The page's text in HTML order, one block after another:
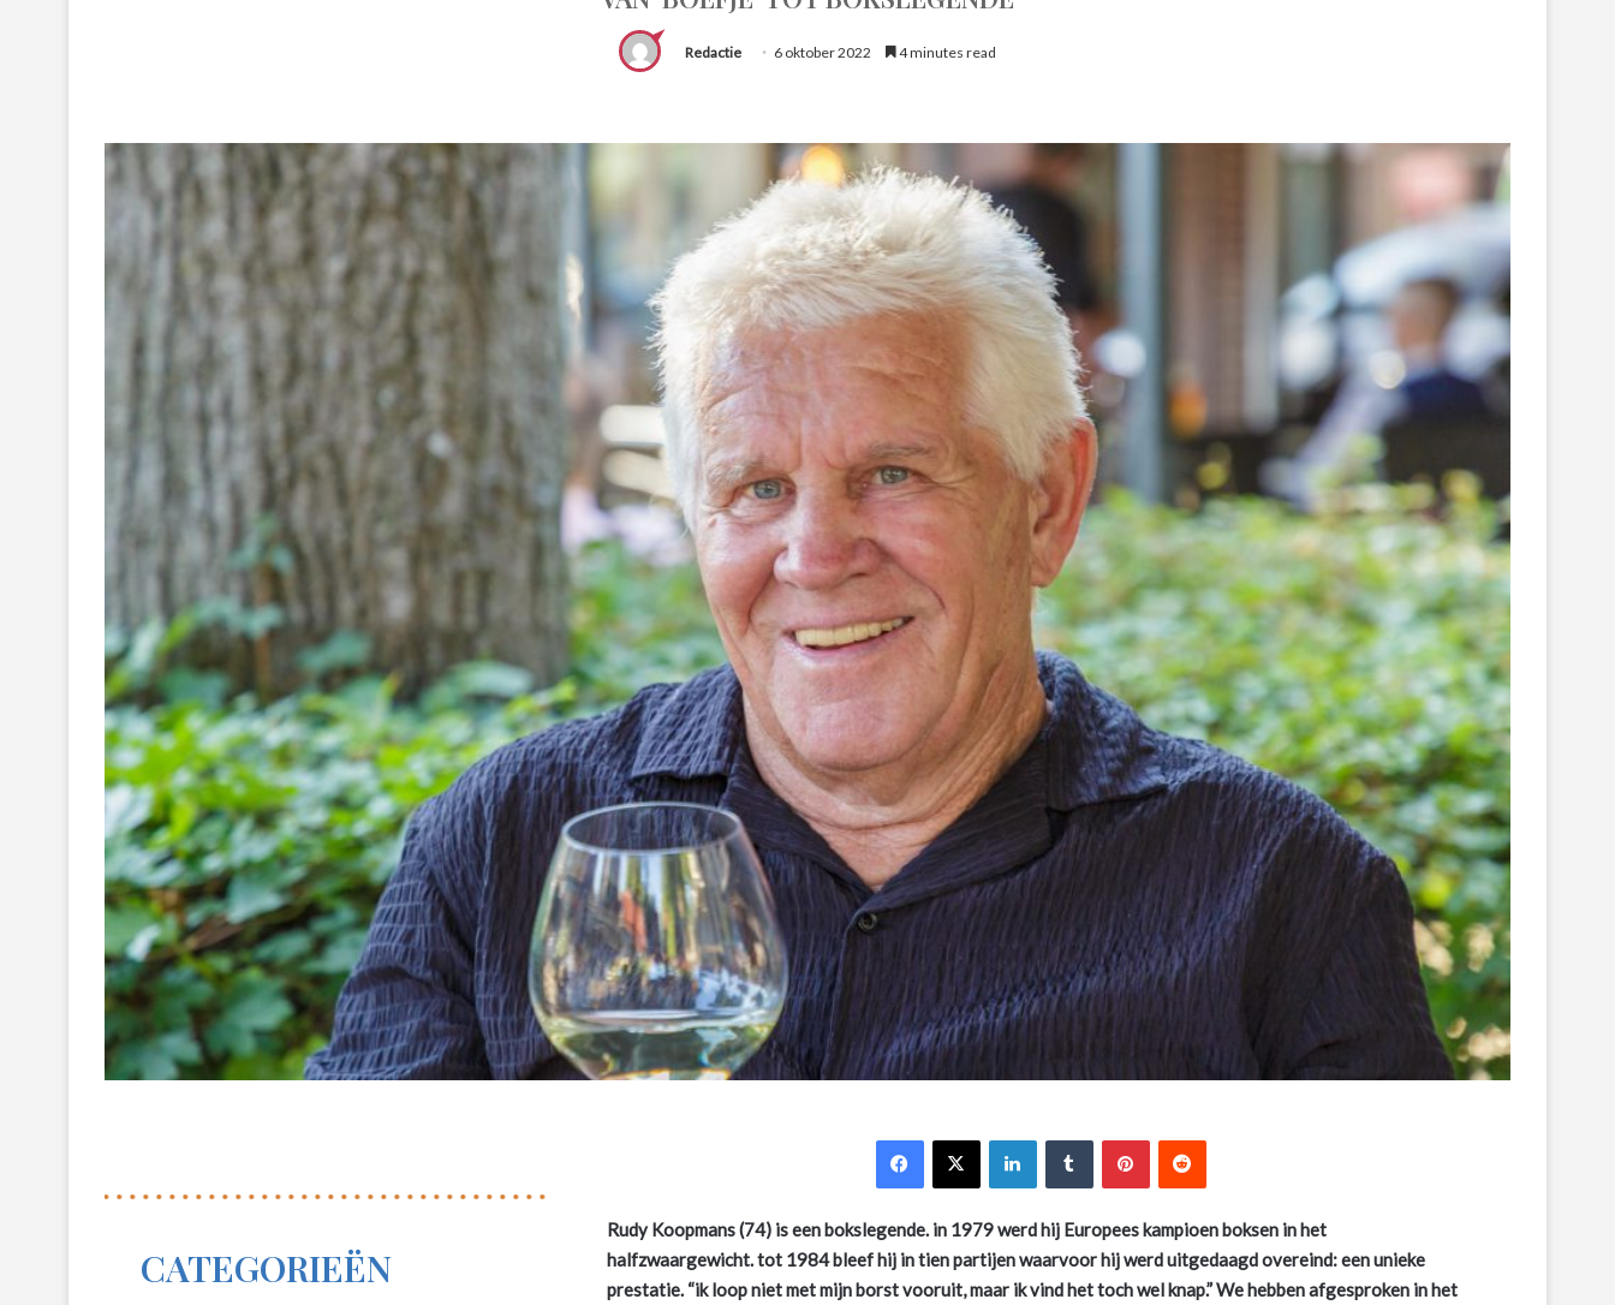
Redactie 6 oktober 2022 4 minutes read
Facebook
X LinkedInTumblrPinterestReddit
Rudy Koopmans (74) is een bokslegende. in 1979 werd hij Europees kampioen boksen in het
halfzwaargewicht.tot 1984 bleef hij in tien partijen waarvoor hij werd uitgedaagd overeind: een unieke
prestatie. “ik loop nietmet mijn borst vooruit, maar ik vind het toch wel knap.” We hebben afgesproken in het
CATEGORIEËN